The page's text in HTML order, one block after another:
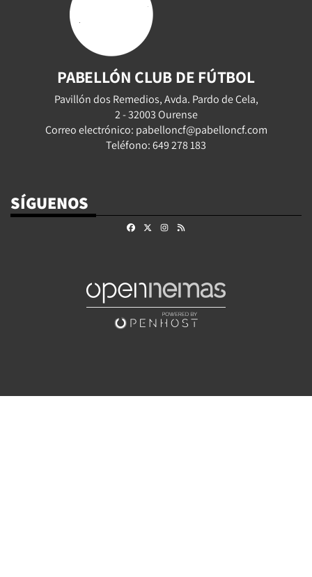
PABELLÓN CLUB DE FÚTBOL
Pavillón dos Remedios, Avda. Pardo de Cela,
2 - 32003 Ourense
Correo electrónico: pabelloncf@pabelloncf.com
Teléfono: 649 278 183
SÍGUENOS
FacebookInstagram